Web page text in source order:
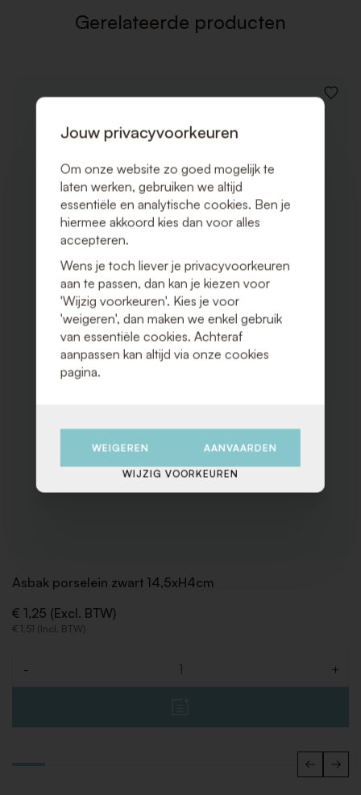
Gerelateerde producten
VOEG
Asbak porselein zwart 14,5xH4cm
€ 1,25 (Excl. BTW)
€ 1,51 (Incl. BTW)
- +
Jouw privacyvoorkeuren
Om onze website zo goed mogelijk te
laten werken, gebruiken we altijd
essentiële en analytische cookies. Ben je
hiermee akkoord kies dan voor alles
accepteren.
Wens je toch liever je privacyvoorkeuren
aan te passen, dan kan je kiezen voor
'Wijzig voorkeuren'. Kies je voor
'weigeren', dan maken we enkel gebruik
van essentiële cookies. Achteraf
aanpassen kan altijd via onze cookies
pagina.
WEIGEREN AANVAARDEN
WIJZIG VOORKEUREN